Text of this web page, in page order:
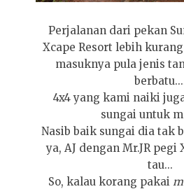
Perjalanan dari pekan
Xcape Resort lebih
masuknya pula jenis
4x4 yang kami naiki
sungai untuk
Nasib baik sungai dia tak
ya, AJ dengan Mr.JR
tau...
So, kalau korang pakai